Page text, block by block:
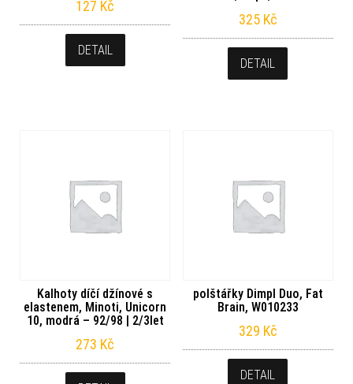
127 Kč
DETAIL
325 Kč
DETAIL
Kalhoty díčí džínové s
elastenem, Minoti, Unicorn
10, modrá – 92/98 | 2/3let
273 Kč
polštářky Dimpl Duo, Fat
Brain, W010233
329 Kč
DETAIL